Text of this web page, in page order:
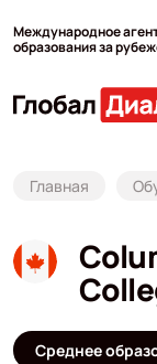
Международное
образования за
Главная
Среднее